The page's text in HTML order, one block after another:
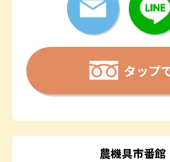
タップ
農機具市番館